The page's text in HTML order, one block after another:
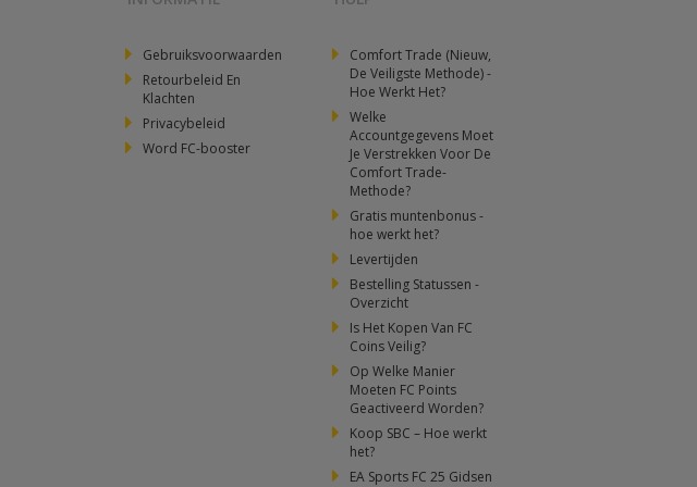
Gebruiksvoorwaarden
Retourbeleid En
Klachten
Privacybeleid
Word FC-booster
Comfort Trade (Nieuw,
De Veiligste Methode) -
Hoe Werkt Het?
Welke
Accountgegevens Moet
Je Verstrekken Voor De
Comfort Trade-
Methode?
Gratis muntenbonus -
hoe werkt het?
Levertijden
Bestelling Statussen -
Overzicht
Is Het Kopen Van FC
Coins Veilig?
Op Welke Manier
Moeten FC Points
Geactiveerd Worden?
Koop SBC – Hoe werkt
het?
EA Sports FC 25 Gidsen